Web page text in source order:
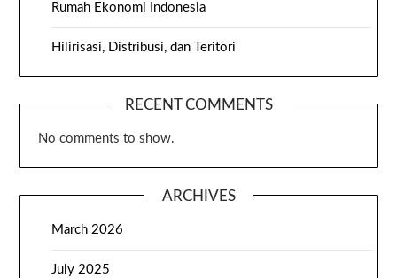
Rumah Ekonomi Indonesia
Hilirisasi, Distribusi, dan Teritori
RECENT COMMENTS
No comments to show.
ARCHIVES
March 2026
July 2025